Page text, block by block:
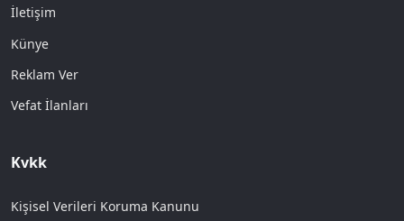
İletişim
Künye
Reklam Ver
Vefat İlanları
Kvkk
Kişisel Verileri Koruma Kanunu